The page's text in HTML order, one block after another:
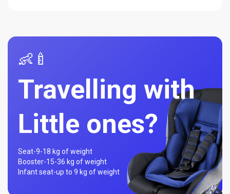
👶🍼
Travelling with
Little ones?
Seat-9-18 kg of weight
Booster-15-36 kg of weight
Infant seat-up to 9 kg of weight